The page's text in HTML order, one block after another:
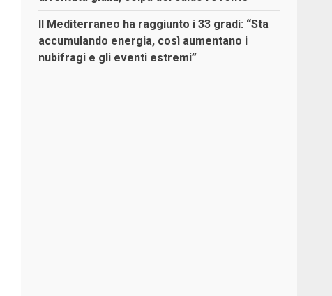
Il Mediterraneo ha raggiunto i 33 gradi: “Sta
accumulando energia, così aumentano i
nubifragi e gli eventi estremi”